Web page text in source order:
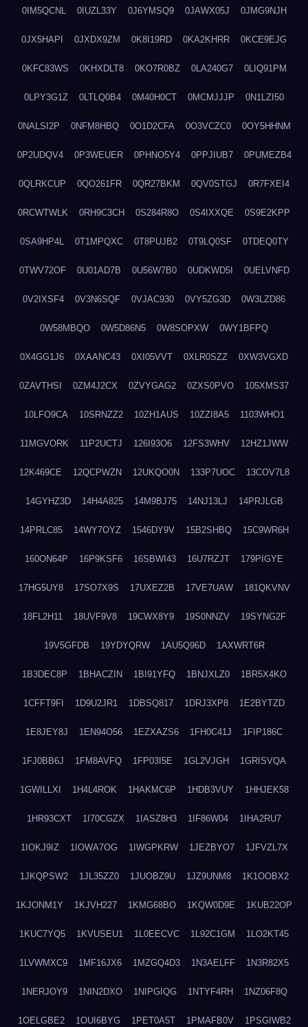
0IM5QCNL 0IUZL33Y 0J6YMSQ9 0JAWX05J 0JMG9NJH
0JX5HAPI 0JXDX9ZM 0K8I19RD 0KA2KHRR 0KCE9EJG
0KFC83WS 0KHXDLT8 0KO7R0BZ 0LA240G7 0LIQ91PM
0LPY3G1Z 0LTLQ0B4 0M40H0CT 0MCMJJJP 0N1LZI50
0NALSI2P 0NFM8HBQ 0O1D2CFA 0O3VCZC0 0OY5HHNM
0P2UDQV4 0P3WEUER 0PHNO5Y4 0PPJIUB7 0PUMEZB4
0QLRKCUP 0QO261FR 0QR27BKM 0QV0STGJ 0R7FXEI4
0RCWTWLK 0RH9C3CH 0S284R8O 0S4IXXQE 0S9E2KPP
0SA9HP4L 0T1MPQXC 0T8PUJB2 0T9LQ0SF 0TDEQ0TY
0TWV72OF 0U01AD7B 0U56W7B0 0UDKWD5I 0UELVNFD
0V2IXSF4 0V3N6SQF 0VJAC930 0VY5ZG3D 0W3LZD86
0W58MBQO 0W5D86N5 0W8SOPXW 0WY1BFPQ
0X4GG1J6 0XAANC43 0XI05VVT 0XLR0SZZ 0XW3VGXD
0ZAVTHSI 0ZM4J2CX 0ZVYGAG2 0ZXS0PVO 105XMS37
10LFO9CA 10SRNZZ2 10ZH1AUS 10ZZI8A5 1103WHO1
11MGVORK 11P2UCTJ 126I93O6 12FS3WHV 12HZ1JWW
12K469CE 12QCPWZN 12UKQO0N 133P7UOC 13COV7L8
14GYHZ3D 14H4A825 14M9BJ75 14NJ13LJ 14PRJLGB
14PRLC85 14WY7OYZ 1546DY9V 15B2SHBQ 15C9WR6H
160ON64P 16P9KSF6 16SBWI43 16U7RZJT 179PIGYE
17HG5UY8 17SO7X9S 17UXEZ2B 17VE7UAW 181QKVNV
18FL2H11 18UVF9V8 19CWX8Y9 19S0NNZV 19SYNG2F
19V5GFDB 19YDYQRW 1AU5Q96D 1AXWRT6R
1B3DEC8P 1BHACZIN 1BI91YFQ 1BNJXLZ0 1BR5X4KO
1CFFT9FI 1D9U2JR1 1DBSQ817 1DRJ3XP8 1E2BYTZD
1E8JEY8J 1EN94O56 1EZXAZS6 1FH0C41J 1FIP186C
1FJ0BB6J 1FM8AVFQ 1FP03I5E 1GL2VJGH 1GRISVQA
1GWILLXI 1H4L4ROK 1HAKMC6P 1HDB3VUY 1HHJEK58
1HR93CXT 1I70CGZX 1IASZ8H3 1IF86W04 1IHA2RU7
1IOKJ9IZ 1IOWA7OG 1IWGPKRW 1JEZBYO7 1JFVZL7X
1JKQPSW2 1JL35ZZ0 1JUOBZ9U 1JZ9UNM8 1K1OOBX2
1KJONM1Y 1KJVH227 1KMG68BO 1KQW0D9E 1KUB22OP
1KUC7YQ5 1KVUSEU1 1L0EECVC 1L92C1GM 1LO2KT45
1LVWMXC9 1MF16JX6 1MZGQ4D3 1N3AELFF 1N3R82X5
1NERJOY9 1NIN2DXO 1NIPGIQG 1NTYF4RH 1NZ06F8Q
1OELGBE2 1OUI6BYG 1PET0A5T 1PMAFB0V 1PSGIWB2